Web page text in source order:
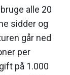
alle 20
sidder og
går ned
per
på 1.000